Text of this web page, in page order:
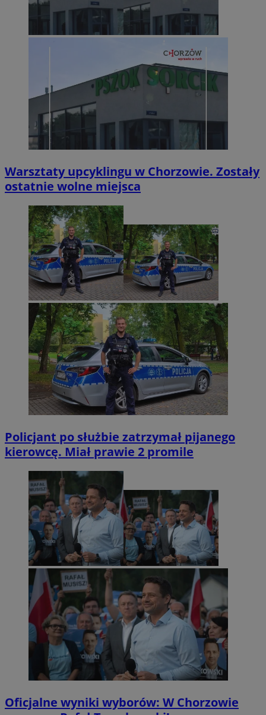
Warsztaty upcyklingu w Chorzowie. Zostały
ostatnie wolne miejsca
Policjant po służbie zatrzymał pijanego
kierowcę. Miał prawie 2 promile
Oficjalne wyniki wyborów: W Chorzowie